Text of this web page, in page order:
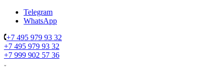
Telegram
WhatsApp
+7 495 979 93 32
+7 495 979 93 32
+7 999 902 57 36